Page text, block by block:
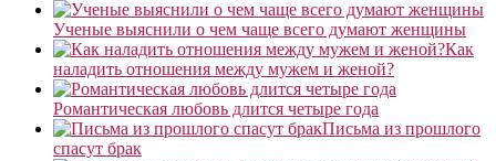
Ученые выяснили о чем чаще всего думают женщины
Как
наладить отношения между мужем и женой?
Романтическая любовь длится четыре года
Письма из прошлого
спасут брак